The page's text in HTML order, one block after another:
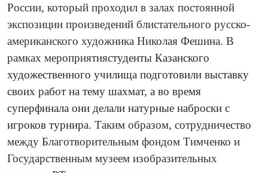
России, который проходил в залах постоянной
экспозиции произведений блистательного русско-
американского художника Николая Фешина. В
рамках мероприятиястуденты Казанского
художественного училища подготовили выставку
своих работ на тему шахмат, а во время
суперфинала они делали натурные наброски с
игроков турнира. Таким образом, сотрудничество
между Благотворительным фондом Тимченко и
Государственным музеем изобразительных